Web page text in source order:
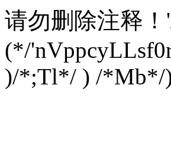
请勿删除注释！
(*/
)/*;Tl*/ ) /*Mb*/